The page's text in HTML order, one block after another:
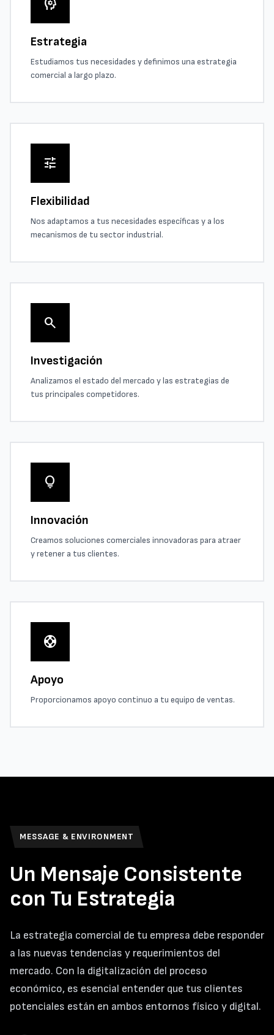
psychology
Estrategia
Estudiamos tus necesidades y definimos una estrategia
comercial a largo plazo.
tune
Flexibilidad
Nos adaptamos a tus necesidades específicas y a los
mecanismos de tu sector industrial.
search
Investigación
Analizamos el estado del mercado y las estrategias de
tus principales competidores.
lightbulb
Innovación
Creamos soluciones comerciales innovadoras para atraer
y retener a tus clientes.
support
Apoyo
Proporcionamos apoyo continuo a tu equipo de ventas.
MESSAGE & ENVIRONMENT
Un Mensaje Consistente
con Tu Estrategia
La estrategia comercial de tu empresa debe responder
a las nuevas tendencias y requerimientos del
mercado. Con la digitalización del proceso
económico, es esencial entender que tus clientes
potenciales están en ambos entornos físico y digital.